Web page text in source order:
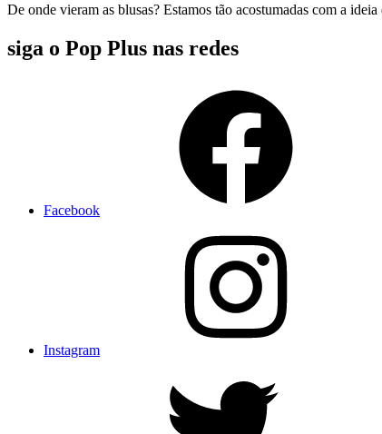
De onde vieram as blusas? Estamos tão acostumadas com a
siga o Pop Plus nas redes
Facebook
Instagram